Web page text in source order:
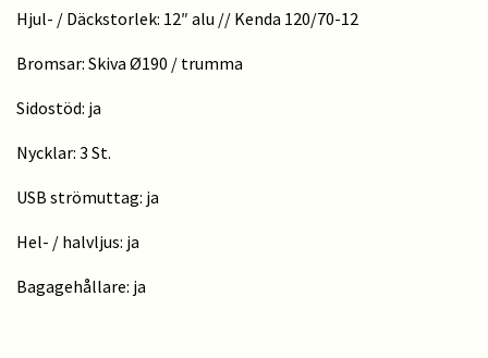
Hjul- / Däckstorlek: 12″ alu // Kenda 120/70-12
Bromsar: Skiva Ø190 / trumma
Sidostöd: ja
Nycklar: 3 St.
USB strömuttag: ja
Hel- / halvljus: ja
Bagagehållare: ja